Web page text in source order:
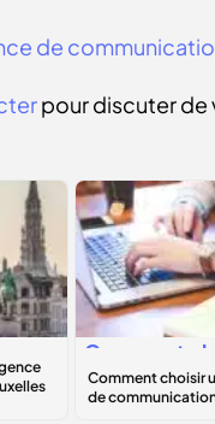
de
pour discuter
Comment
une agence